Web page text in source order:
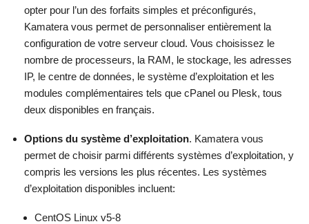
opter pour l’un des forfaits simples et préconfigurés,
Kamatera vous permet de personnaliser entièrement la
configuration de votre serveur cloud. Vous choisissez le
nombre de processeurs, la RAM, le stockage, les adresses
IP, le centre de données, le système d’exploitation et les
modules complémentaires tels que cPanel ou Plesk, tous
deux disponibles en français.
Options du système d’exploitation. Kamatera vous
permet de choisir parmi différents systèmes d’exploitation, y
compris les versions les plus récentes. Les systèmes
d’exploitation disponibles incluent:
CentOS Linux v5-8